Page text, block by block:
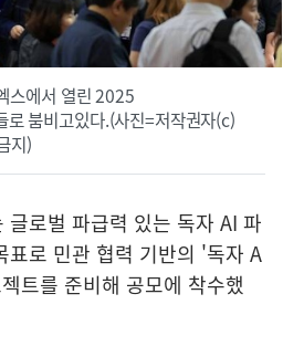
스에서 열린 2025
로 붐비고있다.(사진=저작권자(c)
지)
글로벌 파급력 있는 독자 AI 파
표로 민관 협력 기반의 '독자 A
트를 준비해 공모에 착수했